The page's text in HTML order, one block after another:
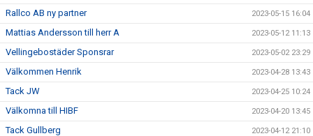
Rallco AB ny partner 2023-05-15 16:04
Mattias Andersson till herr A 2023-05-12 11:13
Vellingebostäder Sponsrar 2023-05-02 23:29
Välkommen Henrik 2023-04-28 13:43
Tack JW 2023-04-25 10:24
Välkomna till HIBF 2023-04-20 13:45
Tack Gullberg 2023-04-12 21:10